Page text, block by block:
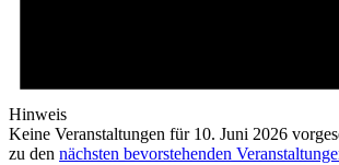
Hinweis
Keine Veranstaltungen für 10. Juni 2026
zu den nächsten bevorstehenden